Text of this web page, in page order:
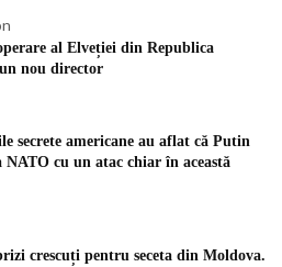
al Elveției din Republica
nou director
secrete americane au aflat că Putin
NATO cu un atac chiar în această
crescuți pentru seceta din Moldova.